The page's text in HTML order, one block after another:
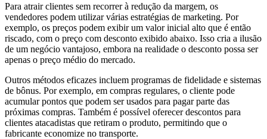
Para atrair clientes sem recorrer à redução da margem, os
vendedores podem utilizar várias estratégias de marketing. Por
exemplo, os preços podem exibir um valor inicial alto que é então
riscado, com o preço com desconto exibido abaixo. Isso cria a ilusão
de um negócio vantajoso, embora na realidade o desconto possa ser
apenas o preço médio do mercado.
Outros métodos eficazes incluem programas de fidelidade e sistemas
de bônus. Por exemplo, em compras regulares, o cliente pode
acumular pontos que podem ser usados para pagar parte das
próximas compras. Também é possível oferecer descontos para
clientes atacadistas que retiram o produto, permitindo que o
fabricante economize no transporte.